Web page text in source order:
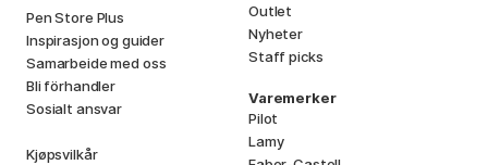
Pen Store Plus
Inspirasjon og guider
Samarbeide med oss
Bli förhandler
Sosialt ansvar
Kjøpsvilkår
Outlet
Nyheter
Staff picks
Varemerker
Pilot
Lamy